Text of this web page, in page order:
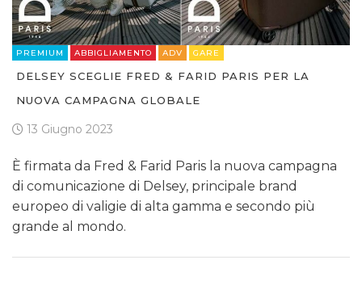
PREMIUM ABBIGLIAMENTO ADV GARE
DELSEY SCEGLIE FRED & FARID PARIS PER LA
NUOVA CAMPAGNA GLOBALE
13 Giugno 2023
È firmata da Fred & Farid Paris la nuova campagna
di comunicazione di Delsey, principale brand
europeo di valigie di alta gamma e secondo più
grande al mondo.